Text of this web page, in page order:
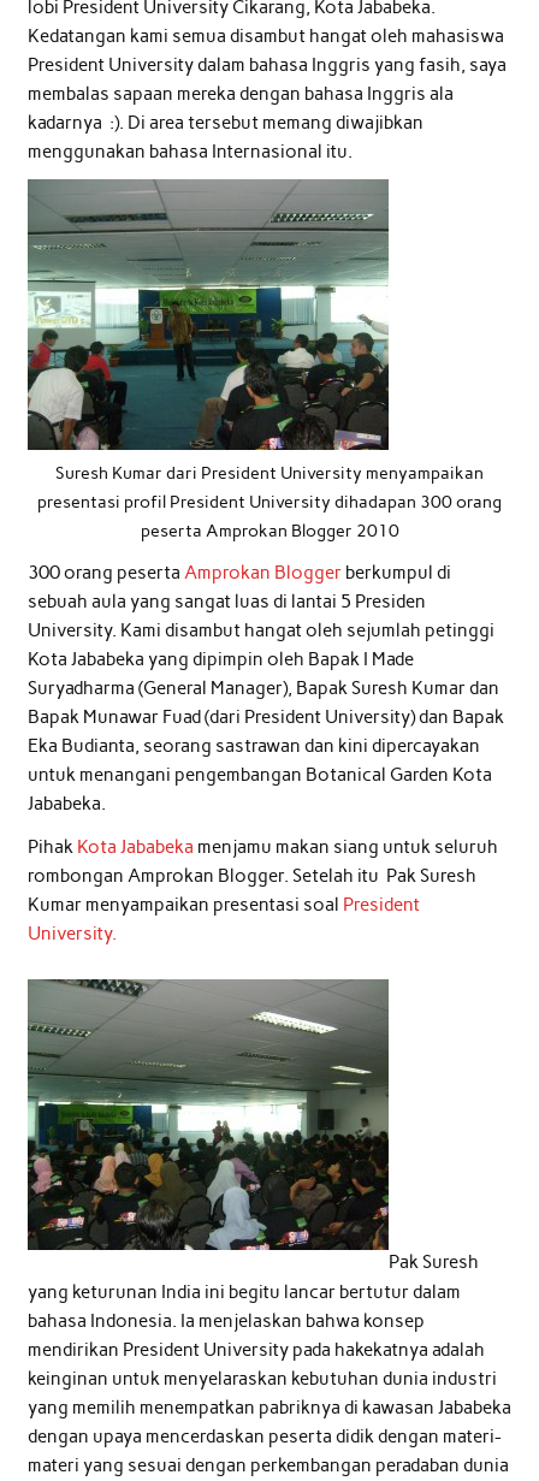
lobi President University Cikarang, Kota Jababeka.
Kedatangan kami semua disambut hangat oleh mahasiswa
President University dalam bahasa Inggris yang fasih, saya
membalas sapaan mereka dengan bahasa Inggris ala
kadarnya :). Di area tersebut memang diwajibkan
menggunakan bahasa Internasional itu.
Suresh Kumar dari President University menyampaikan
presentasi profil President University dihadapan 300 orang
peserta Amprokan Blogger 2010
300 orang peserta Amprokan Bloggerberkumpul di
sebuah aula yang sangat luas di lantai 5 Presiden
University. Kami disambut hangat oleh sejumlah petinggi
Kota Jababeka yang dipimpin oleh Bapak I Made
Suryadharma (General Manager), Bapak Suresh Kumar dan
Bapak Munawar Fuad (dari President University) dan Bapak
Eka Budianta, seorang sastrawan dan kini dipercayakan
untuk menangani pengembangan Botanical Garden Kota
Jababeka.
PihakKota Jababeka menjamu makan siang untuk seluruh
rombongan Amprokan Blogger. Setelah itu Pak Suresh
Kumar menyampaikan presentasi soal President
University.
Pak Suresh
yang keturunan India ini begitu lancar bertutur dalam
bahasa Indonesia. Ia menjelaskan bahwa konsep
mendirikan President University pada hakekatnya adalah
keinginan untuk menyelaraskan kebutuhan dunia industri
yang memilih menempatkan pabriknya di kawasan Jababeka
dengan upaya mencerdaskan peserta didik dengan materi-
materi yang sesuai dengan perkembangan peradaban dunia